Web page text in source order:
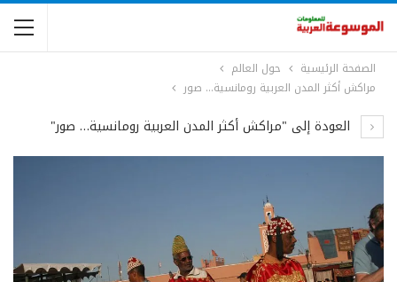
الصفحة الرئيسية
حول العالم
مراكش أكثر المدن العربية رومانسية… صور
العودة إلى "مراكش أكثر المدن العربية رومانسية… صور"